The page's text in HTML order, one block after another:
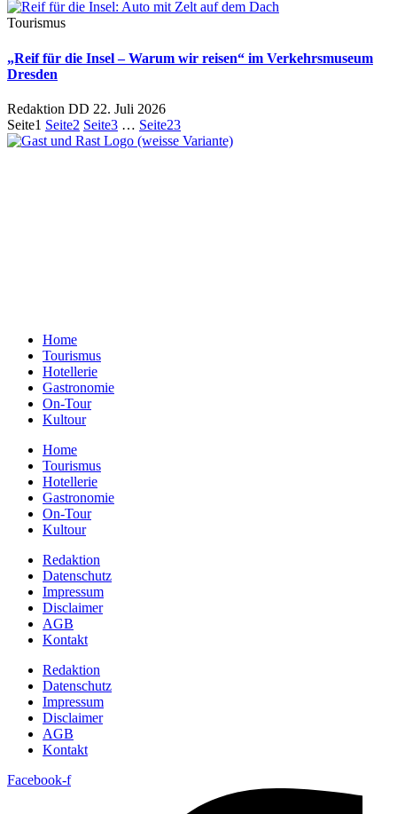
Tourismus
„Reif für die Insel – Warum wir reisen“ im Verkehrsmuseum
Dresden
Redaktion DD 22. Juli 2026
Seite1 Seite2 Seite3 … Seite23
Home
Tourismus
Hotellerie
Gastronomie
On-Tour
Kultour
Home
Tourismus
Hotellerie
Gastronomie
On-Tour
Kultour
Redaktion
Datenschutz
Impressum
Disclaimer
AGB
Kontakt
Redaktion
Datenschutz
Impressum
Disclaimer
AGB
Kontakt
Facebook-f